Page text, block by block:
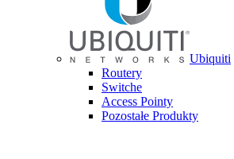
Ubiquiti
Routery
Switche
Access Pointy
Pozostałe Produkty